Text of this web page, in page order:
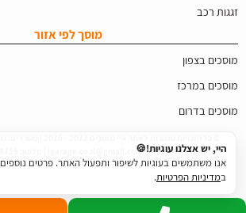
זגגות רכב
מוסך לפי אזור
מוסכים בצפון
מוסכים במרכז
מוסכים בדרום
דוא"ל: igarage.co.il@gmail.com | טלפון: 073-3488759
היי, יש אצלנו עוגיות!🍪
אנו משתמשים בעוגיות לשיפור ותפעול האתר. פרטים נוספים
במדיניות הפרטיות.